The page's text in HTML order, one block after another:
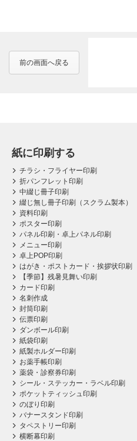
前の画面へ戻る
紙に印刷する
チラシ・フライヤー印刷
折パンフレット印刷
中綴じ冊子印刷
綴じ無し冊子印刷（スクラム製本）
資料印刷
ポスター印刷
パネル印刷・卓上パネル印刷
メニュー印刷
卓上POP印刷
はがき・ポストカード・挨拶状印刷
【季節】残暑見舞い印刷
カード印刷
名刺作成
封筒印刷
伝票印刷
ダンボール印刷
紙袋印刷
紙製ホルダー印刷
お薬手帳印刷
薬袋・診察券印刷
シール・ステッカー・ラベル印刷
ポケットティッシュ印刷
のぼり印刷
バナースタンド印刷
タペストリー印刷
横断幕印刷